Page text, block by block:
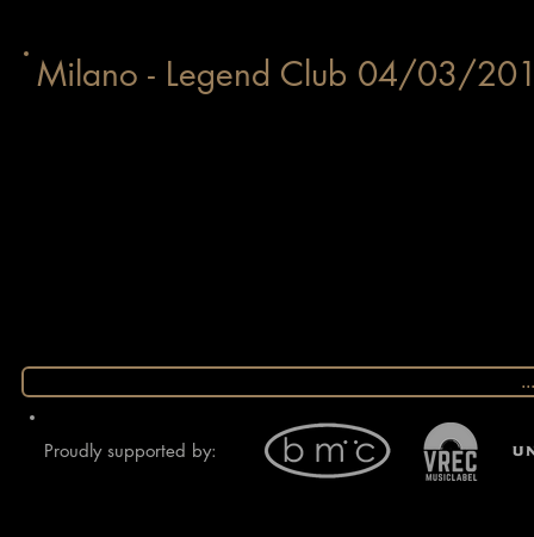
Milano - Legend Club 04/03/
Proudly supported by: